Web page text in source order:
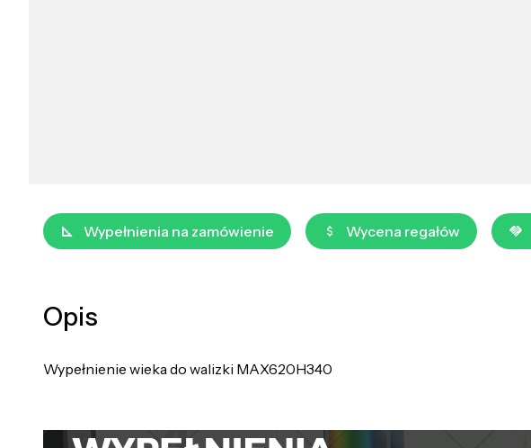
Wypełnienia na zamówienie Wycena regałów
Opis
Wypełnienie wieka do walizki MAX620H340